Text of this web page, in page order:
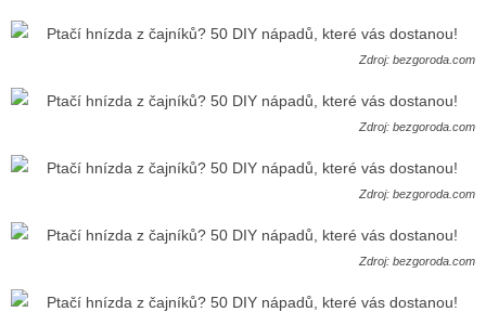
Zdroj: bezgoroda.com
Zdroj: bezgoroda.com
Zdroj: bezgoroda.com
Zdroj: bezgoroda.com